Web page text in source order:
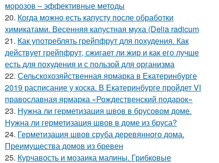
морозов – эффективные методы
20. Когда можно есть капусту после обработки
химикатами. Весенняя капустная муха (Delia radicum
21. Как употреблять грейпфрут для похудения. Как
действует грейпфрут, сжигает ли жир и как его лучше
есть для похудения и с пользой для организма
22. Сельскохозяйственная ярмарка в Екатеринбурге
2019 расписание у коска. В Екатеринбурге пройдет VI
православная ярмарка «Рождественский подарок»
23. Нужна ли герметизация швов в брусовом доме.
Нужна ли герметизация швов в доме из бруса?
24. Герметизация швов сруба деревянного дома.
Преимущества домов из бревен
25. Курчавость и мозаика малины. Грибковые